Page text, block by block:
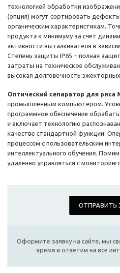
технологией обработки
(опция) могут сортировать
органическим характеристикам.
продукта к минимуму за счет
активности выталкивателя в
Степень защиты IP65 – полная
затраты на техническое
высокая долговечность
Оптический сепаратор для риса
промышленным компьютером.
программное обеспечение
и включает технологию
качестве стандартной функции.
процессом с пользовательским
интеллектуального обучения.
удаленно управляться с
ОТПРАВИТЬ
Оформите заявку на сайте, мы
время и ответим на все